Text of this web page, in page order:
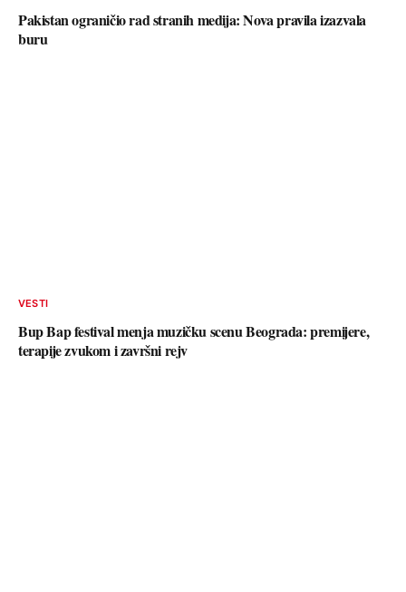
Pakistan ograničio rad stranih medija: Nova pravila izazvala
buru
VESTI
Bup Bap festival menja muzičku scenu Beograda: premijere,
terapije zvukom i završni rejv